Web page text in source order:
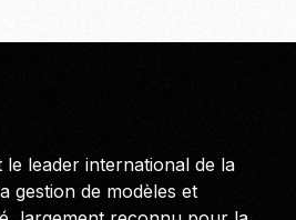
le leader international de la
gestion de modèles et